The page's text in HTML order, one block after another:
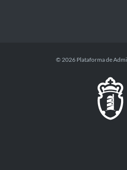
© 2026 Plataforma de